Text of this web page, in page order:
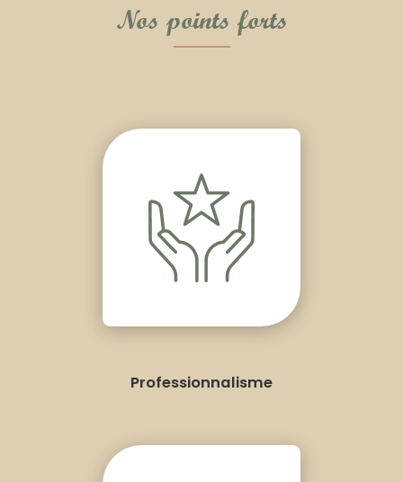
Nos points forts
Professionnalisme